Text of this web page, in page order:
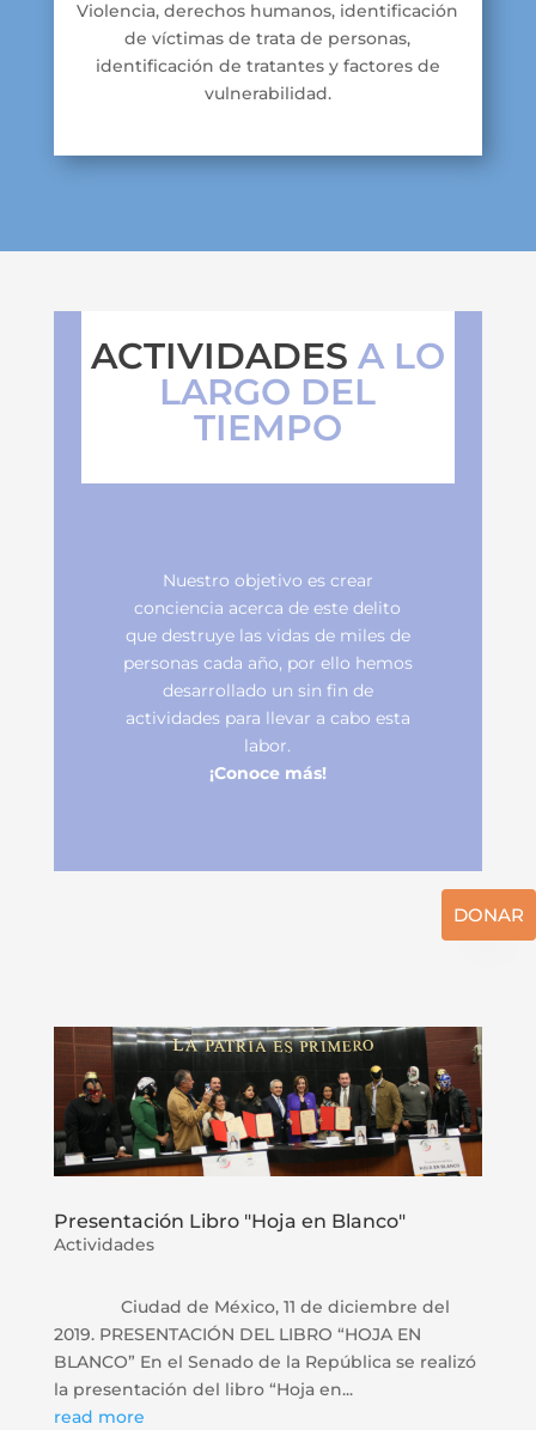
Violencia, derechos humanos, identificación
de víctimas de trata de personas,
identificación de tratantes y factores de
vulnerabilidad.
ACTIVIDADES A LO
LARGO DEL
TIEMPO
Nuestro objetivo es crear
conciencia acerca de este delito
que destruye las vidas de miles de
personas cada año, por ello hemos
desarrollado un sin fin de
actividades para llevar a cabo esta
labor.
¡Conoce más!
Presentación Libro "Hoja en Blanco"
Actividades
Ciudad de México, 11 de diciembre del
2019. PRESENTACIÓN DEL LIBRO “HOJA EN
BLANCO” En el Senado de la República se realizó
la presentación del libro “Hoja en...
read more
DONAR